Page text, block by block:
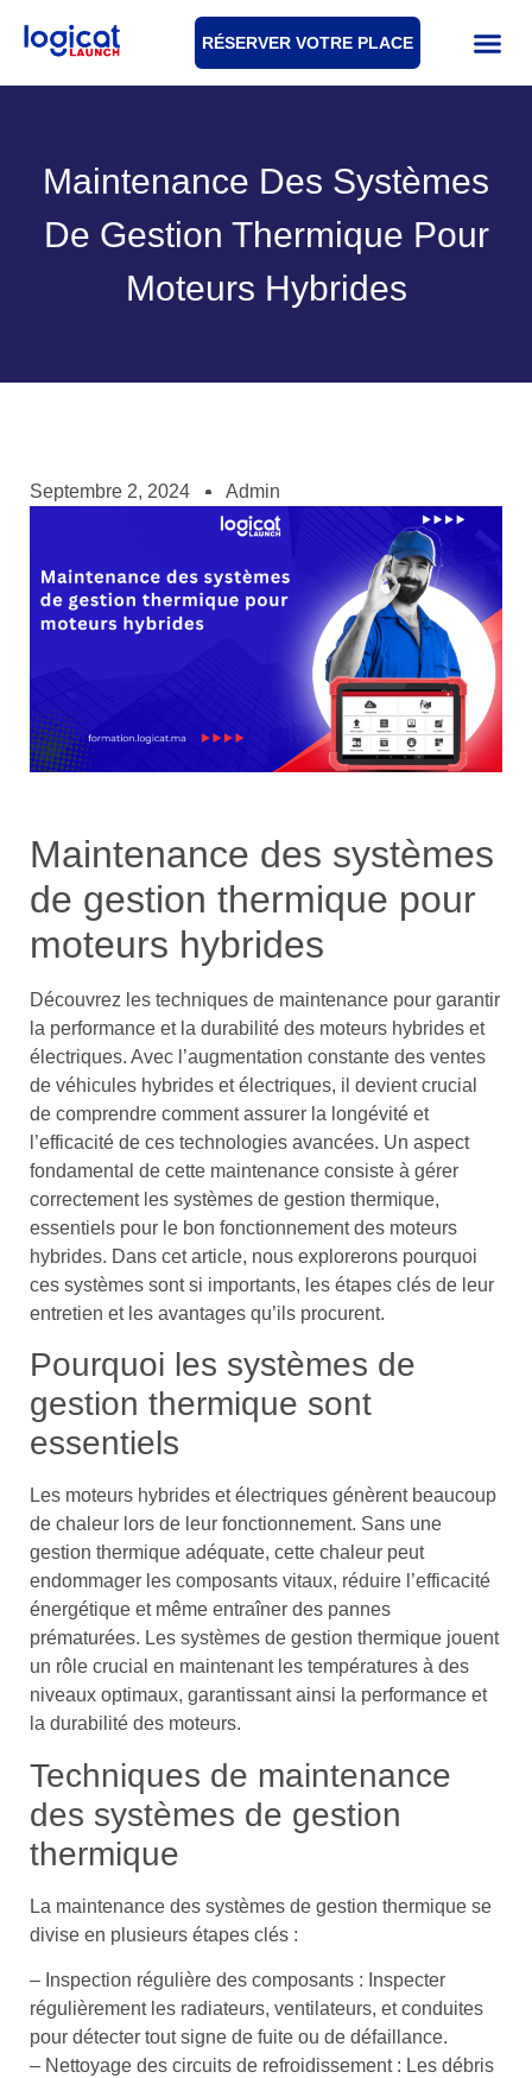
RÉSERVER VOTRE PLACE
Maintenance Des Systèmes
De Gestion Thermique Pour
Moteurs Hybrides
Septembre 2, 2024 Admin
Maintenance des systèmes
de gestion thermique pour
moteurs hybrides
Découvrez les techniques de maintenance pour garantir
la performance et la durabilité des moteurs hybrides et
électriques. Avec l’augmentation constante des ventes
de véhicules hybrides et électriques, il devient crucial
de comprendre comment assurer la longévité et
l’efficacité de ces technologies avancées. Un aspect
fondamental de cette maintenance consiste à gérer
correctement les systèmes de gestion thermique,
essentiels pour le bon fonctionnement des moteurs
hybrides. Dans cet article, nous explorerons pourquoi
ces systèmes sont si importants, les étapes clés de leur
entretien et les avantages qu’ils procurent.
Pourquoi les systèmes de
gestion thermique sont
essentiels
Les moteurs hybrides et électriques génèrent beaucoup
de chaleur lors de leur fonctionnement. Sans une
gestion thermique adéquate, cette chaleur peut
endommager les composants vitaux, réduire l’efficacité
énergétique et même entraîner des pannes
prématurées. Les systèmes de gestion thermique jouent
un rôle crucial en maintenant les températures à des
niveaux optimaux, garantissant ainsi la performance et
la durabilité des moteurs.
Techniques de maintenance
des systèmes de gestion
thermique
La maintenance des systèmes de gestion thermique se
divise en plusieurs étapes clés :
– Inspection régulière des composants : Inspecter
régulièrement les radiateurs, ventilateurs, et conduites
pour détecter tout signe de fuite ou de défaillance.
– Nettoyage des circuits de refroidissement : Les débris